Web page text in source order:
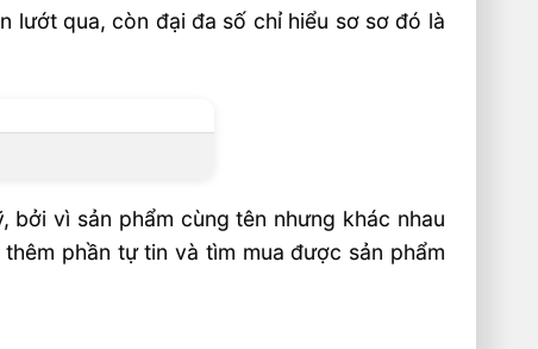
lướt qua, còn đại đa số chỉ hiểu sơ sơ đó là
bởi vì sản phẩm cùng tên nhưng khác nhau
phần tự tin và tìm mua được sản phẩm